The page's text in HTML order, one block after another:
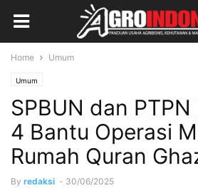
Home Umum
Umum
SPBUN dan PTPN
4 Bantu Operasi
Rumah Quran
By redaksi - 30/06/2025